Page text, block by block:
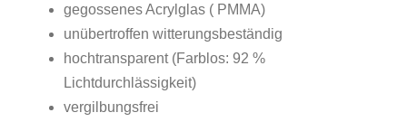
gegossenes Acrylglas ( PMMA)
unübertroffen witterungsbeständig
hochtransparent (Farblos: 92 %
Lichtdurchlässigkeit)
vergilbungsfrei